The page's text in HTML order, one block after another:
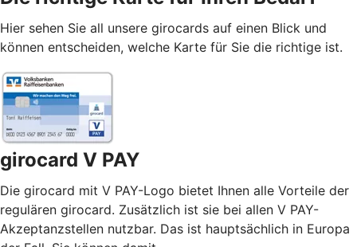
Hier sehen Sie all unsere girocards auf einen Blick und
können entscheiden, welche Karte für Sie die richtige ist.
girocard V PAY
Die girocard mit V PAY-Logo bietet Ihnen alle Vorteile der
regulären girocard. Zusätzlich ist sie bei allen V PAY-
Akzeptanzstellen nutzbar. Das ist hauptsächlich in Europa